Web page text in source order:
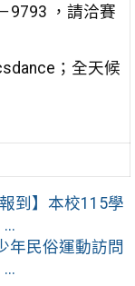
9793 ，請洽賽
；全天候
到】本校115學
年民俗運動訪問